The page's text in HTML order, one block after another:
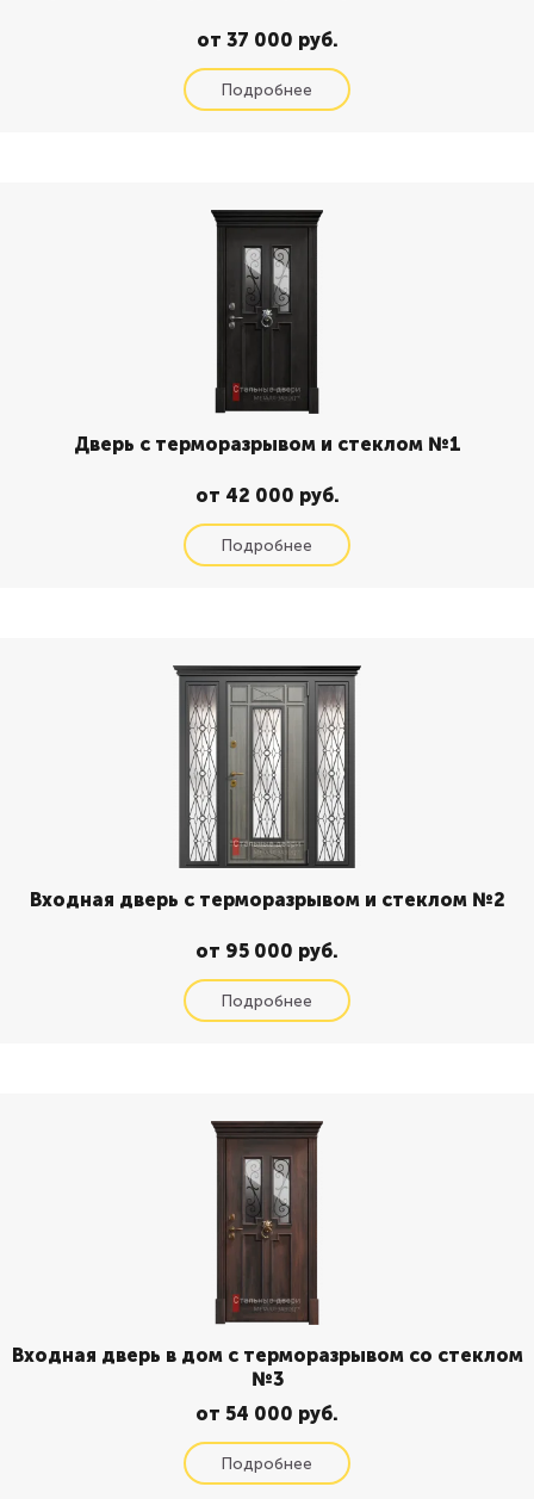
от 37 000 руб.
Дверь с терморазрывом и стеклом №1
от 42 000 руб.
Входная дверь с терморазрывом и стеклом №2
от 95 000 руб.
Входная дверь в дом с терморазрывом со стеклом
№3
от 54 000 руб.